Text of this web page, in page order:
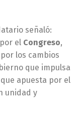
señaló:
el Congreso,
los cambios
que impulsa
apuesta por el
unidad y